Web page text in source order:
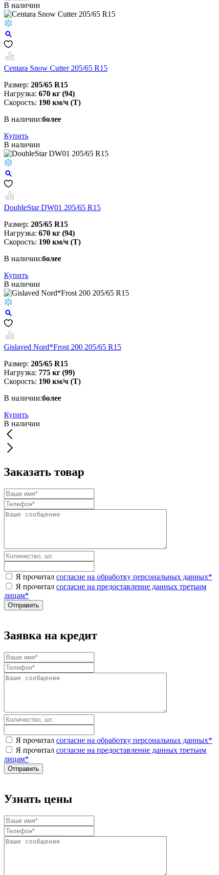
В наличии
Centara Snow Cutter 205/65 R15
Размер: 205/65 R15
Нагрузка: 670 кг (94)
Скорость: 190 км/ч (T)
В наличии:более
Купить
В наличии
DoubleStar DW01 205/65 R15
Размер: 205/65 R15
Нагрузка: 670 кг (94)
Скорость: 190 км/ч (T)
В наличии:более
Купить
В наличии
Gislaved Nord*Frost 200 205/65 R15
Размер: 205/65 R15
Нагрузка: 775 кг (99)
Скорость: 190 км/ч (T)
В наличии:более
Купить
В наличии
Заказать товар
Я прочитал согласие на обработку персональных данных*
Я прочитал согласие на предоставление данных третьим
лицам*
Заявка на кредит
Я прочитал согласие на обработку персональных данных*
Я прочитал согласие на предоставление данных третьим
лицам*
Узнать цены